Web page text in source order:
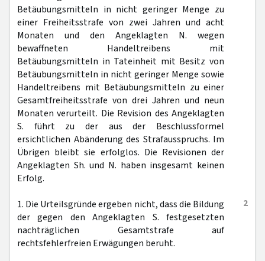
Betäubungsmitteln in nicht geringer Menge zu
einer Freiheitsstrafe von zwei Jahren und acht
Monaten und den Angeklagten N. wegen
bewaffneten Handeltreibens mit
Betäubungsmitteln in Tateinheit mit Besitz von
Betäubungsmitteln in nicht geringer Menge sowie
Handeltreibens mit Betäubungsmitteln zu einer
Gesamtfreiheitsstrafe von drei Jahren und neun
Monaten verurteilt. Die Revision des Angeklagten
S. führt zu der aus der Beschlussformel
ersichtlichen Abänderung des Strafausspruchs. Im
Übrigen bleibt sie erfolglos. Die Revisionen der
Angeklagten Sh. und N. haben insgesamt keinen
Erfolg.
2
1. Die Urteilsgründe ergeben nicht, dass die Bildung
der gegen den Angeklagten S. festgesetzten
nachträglichen Gesamtstrafe auf
rechtsfehlerfreien Erwägungen beruht.